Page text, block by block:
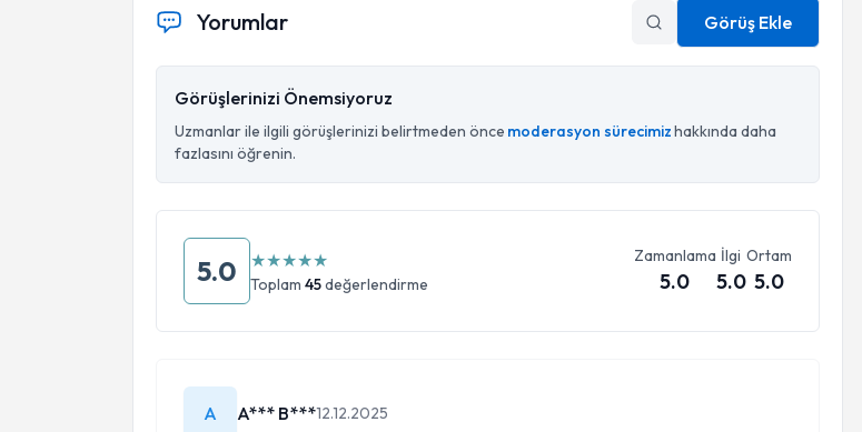
Yorumlar Görüş Ekle
Görüşlerinizi Önemsiyoruz
Uzmanlar ile ilgili görüşlerinizi belirtmeden önce moderasyon sürecimizhakkında daha
fazlasını öğrenin.
5.0 ★★★★★
Toplam 45değerlendirme
Zamanlama
5.0
İlgi
5.0
Ortam
5.0
A A*** B***12.12.2025